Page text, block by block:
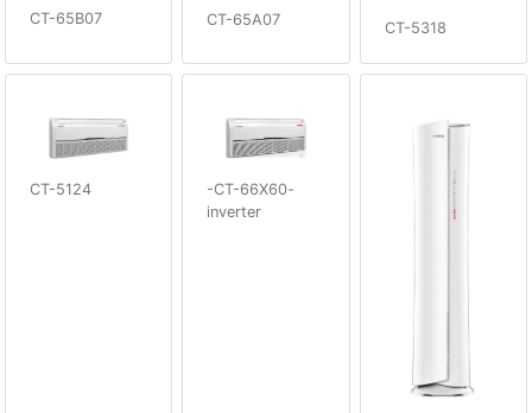
CT-65B07 CT-65A07 CT-5318
CT-5124
-CT-66X60-
inverter